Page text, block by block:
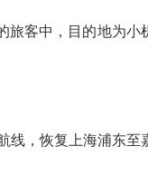
旅客中，目的地为小
线，恢复上海浦东至